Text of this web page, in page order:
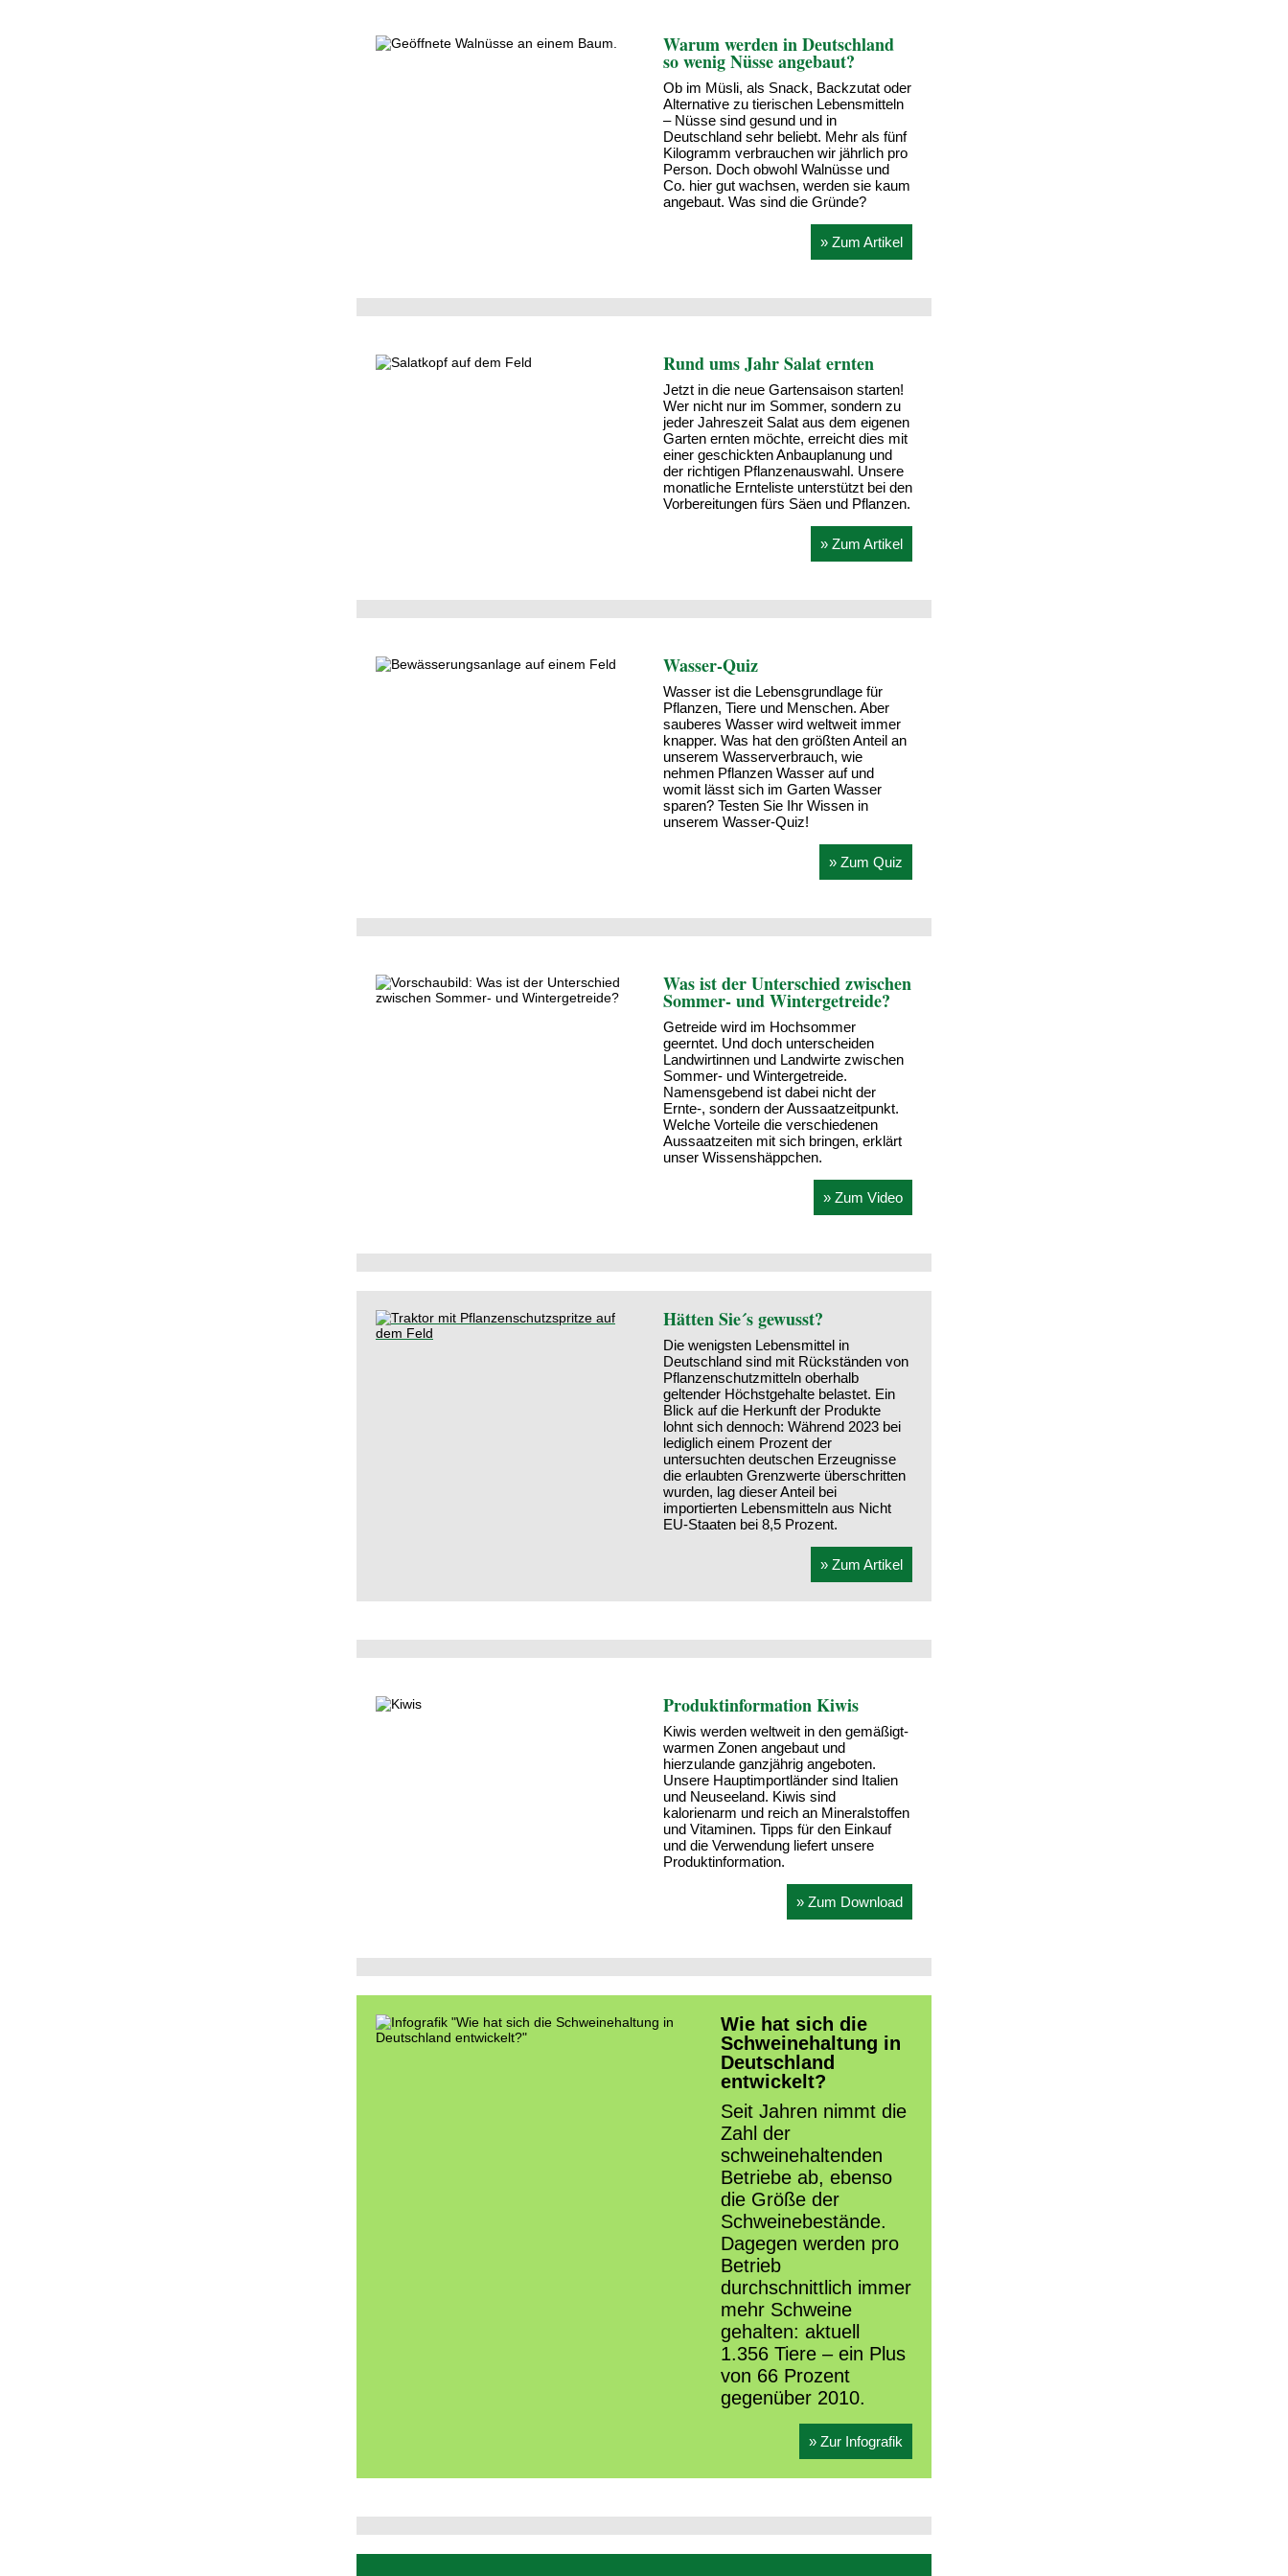
Warum werden in Deutschland
so wenig Nüsse angebaut?
Ob im Müsli, als Snack, Backzutat oder
Alternative zu tierischen Lebensmitteln
– Nüsse sind gesund und in
Deutschland sehr beliebt. Mehr als fünf
Kilogramm verbrauchen wir jährlich pro
Person. Doch obwohl Walnüsse und
Co. hier gut wachsen, werden sie kaum
angebaut. Was sind die Gründe?
» Zum Artikel
Rund ums Jahr Salat ernten
Jetzt in die neue Gartensaison starten!
Wer nicht nur im Sommer, sondern zu
jeder Jahreszeit Salat aus dem eigenen
Garten ernten möchte, erreicht dies mit
einer geschickten Anbauplanung und
der richtigen Pflanzenauswahl. Unsere
monatliche Ernteliste unterstützt bei den
Vorbereitungen fürs Säen und Pflanzen.
» Zum Artikel
Wasser-Quiz
Wasser ist die Lebensgrundlage für
Pflanzen, Tiere und Menschen. Aber
sauberes Wasser wird weltweit immer
knapper. Was hat den größten Anteil an
unserem Wasserverbrauch, wie
nehmen Pflanzen Wasser auf und
womit lässt sich im Garten Wasser
sparen? Testen Sie Ihr Wissen in
unserem Wasser-Quiz!
» Zum Quiz
Was ist der Unterschied zwischen
Sommer- und Wintergetreide?
Getreide wird im Hochsommer
geerntet. Und doch unterscheiden
Landwirtinnen und Landwirte zwischen
Sommer- und Wintergetreide.
Namensgebend ist dabei nicht der
Ernte-, sondern der Aussaatzeitpunkt.
Welche Vorteile die verschiedenen
Aussaatzeiten mit sich bringen, erklärt
unser Wissenshäppchen.
» Zum Video
Hätten Sie´s gewusst?
Die wenigsten Lebensmittel in
Deutschland sind mit Rückständen von
Pflanzenschutzmitteln oberhalb
geltender Höchstgehalte belastet. Ein
Blick auf die Herkunft der Produkte
lohnt sich dennoch: Während 2023 bei
lediglich einem Prozent der
untersuchten deutschen Erzeugnisse
die erlaubten Grenzwerte überschritten
wurden, lag dieser Anteil bei
importierten Lebensmitteln aus Nicht
EU-Staaten bei 8,5 Prozent.
» Zum Artikel
Produktinformation Kiwis
Kiwis werden weltweit in den gemäßigt-
warmen Zonen angebaut und
hierzulande ganzjährig angeboten.
Unsere Hauptimportländer sind Italien
und Neuseeland. Kiwis sind
kalorienarm und reich an Mineralstoffen
und Vitaminen. Tipps für den Einkauf
und die Verwendung liefert unsere
Produktinformation.
» Zum Download
Wie hat sich die
Schweinehaltung in
Deutschland
entwickelt?
Seit Jahren nimmt die
Zahl der
schweinehaltenden
Betriebe ab, ebenso
die Größe der
Schweinebestände.
Dagegen werden pro
Betrieb
durchschnittlich immer
mehr Schweine
gehalten: aktuell
1.356 Tiere – ein Plus
von 66 Prozent
gegenüber 2010.
» Zur Infografik